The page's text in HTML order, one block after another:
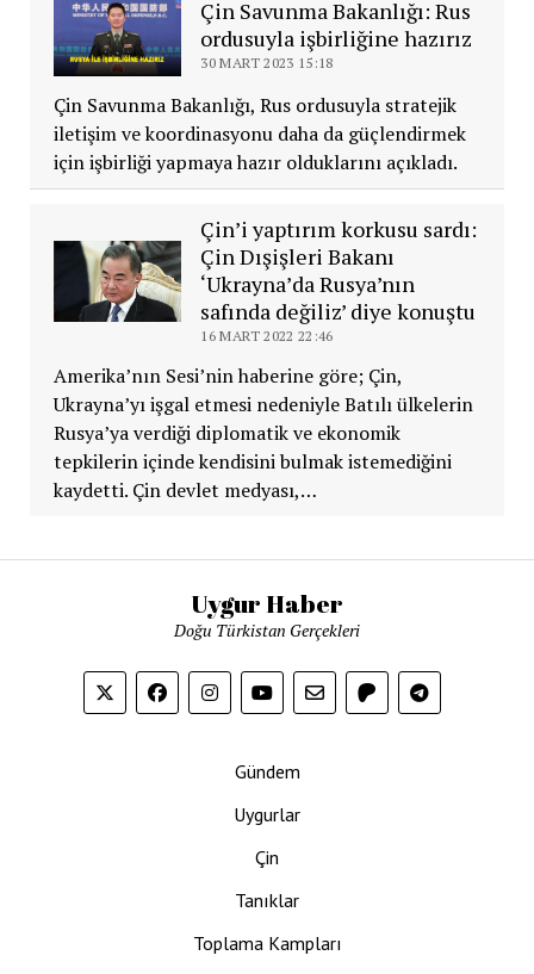
Çin Savunma Bakanlığı: Rus
ordusuyla işbirliğine hazırız
30 MART 2023 15:18
Çin Savunma Bakanlığı, Rus ordusuyla stratejik
iletişim ve koordinasyonu daha da güçlendirmek
için işbirliği yapmaya hazır olduklarını açıkladı.
Çin’i yaptırım korkusu sardı:
Çin Dışişleri Bakanı
‘Ukrayna’da Rusya’nın
safında değiliz’ diye konuştu
16 MART 2022 22:46
Amerika’nın Sesi’nin haberine göre; Çin,
Ukrayna’yı işgal etmesi nedeniyle Batılı ülkelerin
Rusya’ya verdiği diplomatik ve ekonomik
tepkilerin içinde kendisini bulmak istemediğini
kaydetti. Çin devlet medyası,…
Uygur Haber
Doğu Türkistan Gerçekleri
Gündem
Uygurlar
Çin
Tanıklar
Toplama Kampları